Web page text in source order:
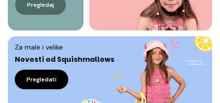
Pregledaj
Za male i velike
Novosti od Squishmallows
Pregledati